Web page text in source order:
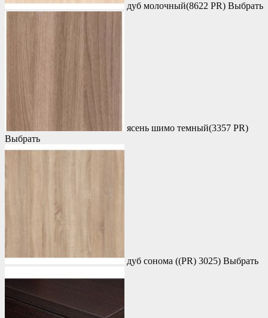
дуб молочный(8622 PR) Выбрать
ясень шимо темный(3357 PR)
Выбрать
дуб сонома ((PR) 3025) Выбрать